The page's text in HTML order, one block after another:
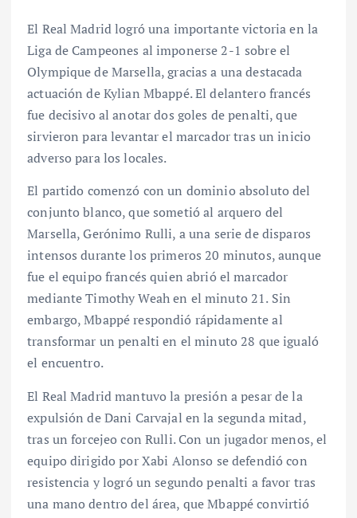
El Real Madrid logró una importante victoria en la
Liga de Campeones al imponerse 2-1 sobre el
Olympique de Marsella, gracias a una destacada
actuación de Kylian Mbappé. El delantero francés
fue decisivo al anotar dos goles de penalti, que
sirvieron para levantar el marcador tras un inicio
adverso para los locales.
El partido comenzó con un dominio absoluto del
conjunto blanco, que sometió al arquero del
Marsella, Gerónimo Rulli, a una serie de disparos
intensos durante los primeros 20 minutos, aunque
fue el equipo francés quien abrió el marcador
mediante Timothy Weah en el minuto 21. Sin
embargo, Mbappé respondió rápidamente al
transformar un penalti en el minuto 28 que igualó
el encuentro.
El Real Madrid mantuvo la presión a pesar de la
expulsión de Dani Carvajal en la segunda mitad,
tras un forcejeo con Rulli. Con un jugador menos, el
equipo dirigido por Xabi Alonso se defendió con
resistencia y logró un segundo penalti a favor tras
una mano dentro del área, que Mbappé convirtió